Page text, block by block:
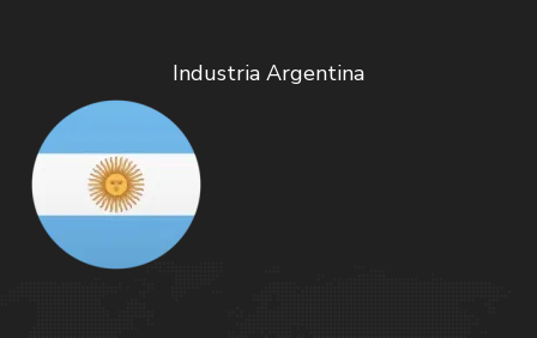
Industria Argentina